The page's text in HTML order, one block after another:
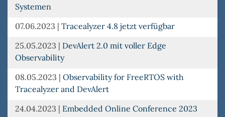
Systemen
07.06.2023 | Tracealyzer 4.8 jetzt verfügbar
25.05.2023 | DevAlert 2.0 mit voller Edge
Observability
08.05.2023 | Observability for FreeRTOS with
Tracealyzer and DevAlert
24.04.2023 | Embedded Online Conference 2023